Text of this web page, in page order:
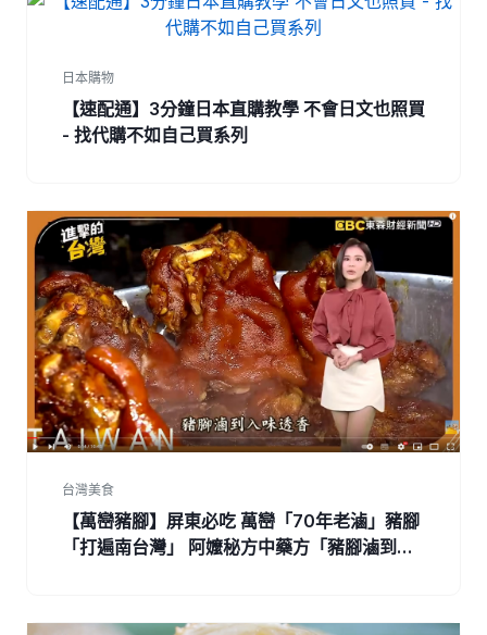
日本購物
【速配通】3分鐘日本直購教學 不會日文也照買
- 找代購不如自己買系列
台灣美食
【萬巒豬腳】屏東必吃 萬巒「70年老滷」豬腳
「打遍南台灣」 阿嬤秘方中藥方「豬腳滷到發